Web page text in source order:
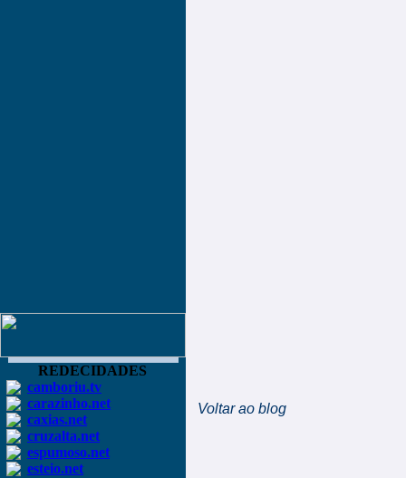
REDECIDADES
camboriu.tv
carazinho.net
caxias.net
cruzalta.net
espumoso.net
esteio.net
Voltar ao blog